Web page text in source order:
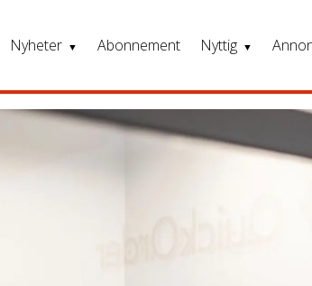
Nyheter Abonnement Nyttig